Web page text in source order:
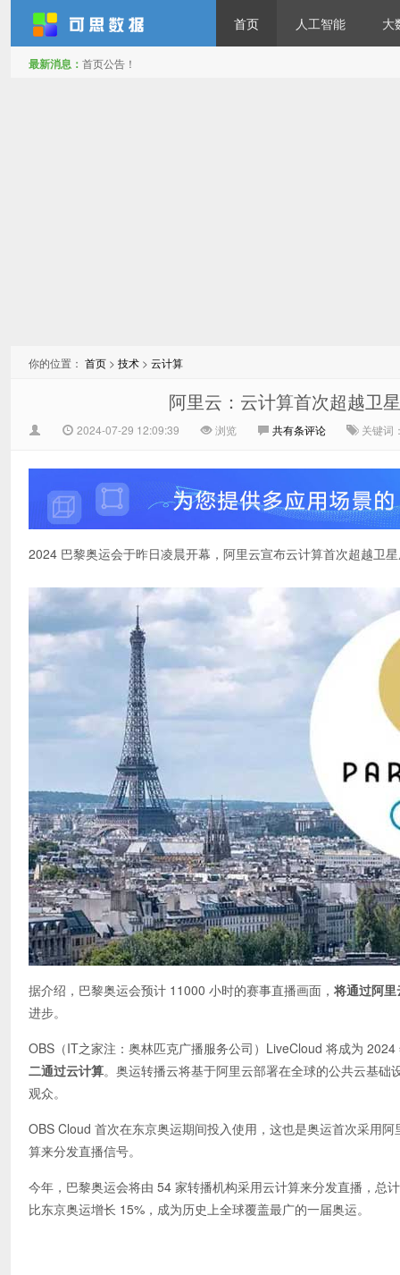
首页 人工智能 大
最新消息： 首页公告！
你的位置： 首页 > 技术 > 云计算
阿里云：云计算首次超越卫
2024-07-29 12:09:39 浏览 共有条评论 关键词
2024 巴黎奥运会于昨日凌晨开幕，阿里云宣布云计算首次超越卫
据介绍，巴黎奥运会预计 11000 小时的赛事直播画面， 将通过阿
进步。
OBS（IT之家注：奥林匹克广播服务公司）LiveCloud 将成为
二通过云计算。奥运转播云将基于阿里云部署在全球的公共云基
观众。
OBS Cloud 首次在东京奥运期间投入使用，这也是奥运首次采用
算来分发直播信号。
今年，巴黎奥运会将由 54 家转播机构采用云计算来分发直播，总
比东京奥运增长 15%，成为历史上全球覆盖最广的一届奥运。